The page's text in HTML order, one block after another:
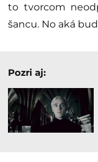
to tvorcom
šancu. No aká
Pozri aj: